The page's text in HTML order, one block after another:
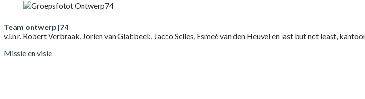
Team ontwerp|74
v.l.n.r. Robert Verbraak, Jorien van Glabbeek, Jacco Selles, Esmeé van den Heuvel en last but not least,
Missie en visie